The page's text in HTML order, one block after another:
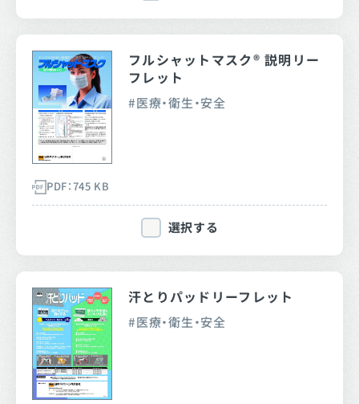
フルシャットマスク® 説明リー
フレット
医療・衛生・安全
PDF：745 KB
選択する
汗とりパッドリーフレット
医療・衛生・安全